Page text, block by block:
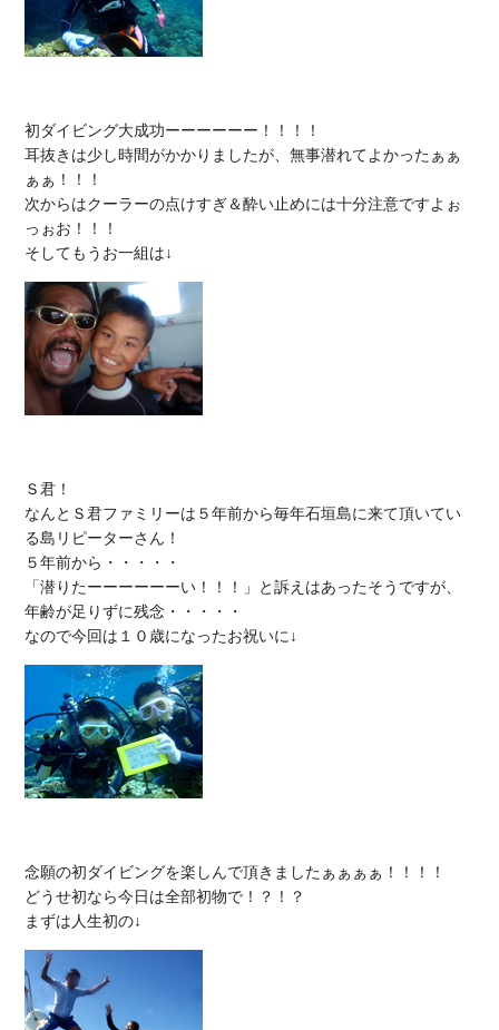
初ダイビング大成功ーーーーーー！！！！
耳抜きは少し時間がかかりましたが、無事潜れてよかったぁぁ
ぁぁ！！！
次からはクーラーの点けすぎ＆酔い止めには十分注意ですよぉ
っぉお！！！
Ｓ君！
なんとＳ君ファミリーは５年前から毎年石垣島に来て頂いてい
る島リピーターさん！
５年前から・・・・・
「潜りたーーーーーーい！！！」と訴えはあったそうですが、
年齢が足りずに残念・・・・・
念願の初ダイビングを楽しんで頂きましたぁぁぁぁ！！！！
どうせ初なら今日は全部初物で！？！？